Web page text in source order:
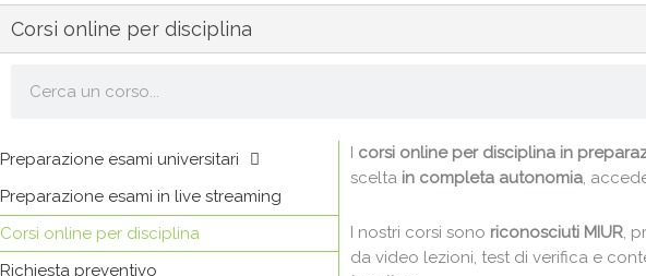
Corsi online per disciplina
Preparazione esami universitari
Preparazione esami in live streaming
Corsi online per disciplina
Richiesta preventivo
corsi online per disciplina in
scelta in completa autonomia,
I nostri corsi sono riconosciuti MIUR,
da video lezioni, test di verifica e